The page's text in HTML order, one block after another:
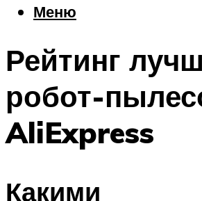
Меню
Рейтинг
робот-
AliExpress
Какими